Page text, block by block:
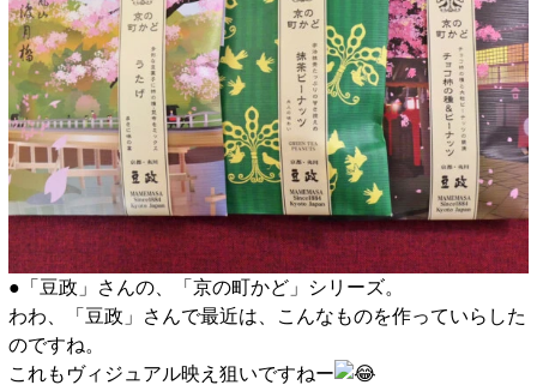
●「豆政」さんの、「京の町かど」シリーズ。
わわ、「豆政」さんで最近は、こんなものを作っていらした
のですね。
これもヴィジュアル映え狙いですねー